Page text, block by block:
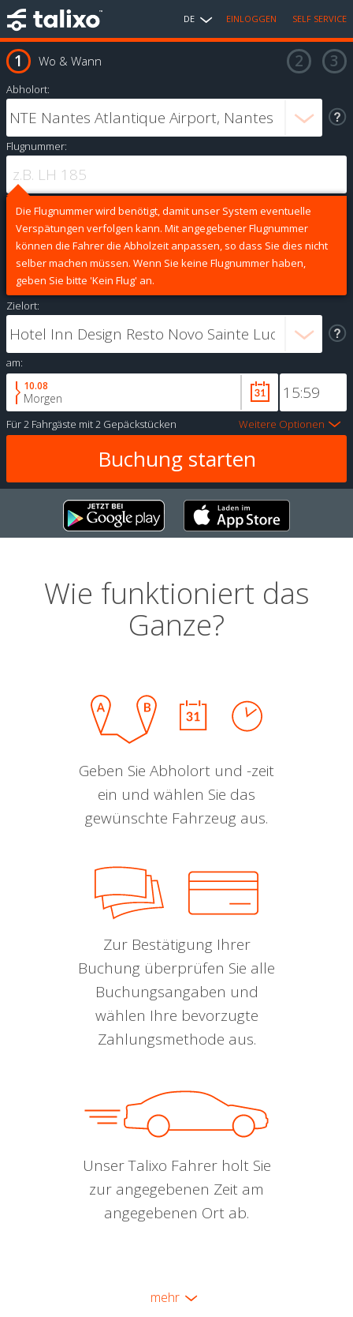
DE EINLOGGEN SELF SERVICE
Wo & Wann
Abholort:
Flugnummer:
Die Flugnummer wird benötigt, damit unser System eventuelle
Verspätungen verfolgen kann. Mit angegebener Flugnummer
können die Fahrer die Abholzeit anpassen, so dass Sie dies nicht
selber machen müssen. Wenn Sie keine Flugnummer haben,
geben Sie bitte 'Kein Flug' an.
Zielort:
am:
10.08
Morgen
Für2 Fahrgäste mit2 Gepäckstücken Weitere Optionen
Wie funktioniert das
Ganze?
Geben Sie Abholort und -zeit
ein und wählen Sie das
gewünschte Fahrzeug aus.
Zur Bestätigung Ihrer
Buchung überprüfen Sie alle
Buchungsangaben und
wählen Ihre bevorzugte
Zahlungsmethode aus.
Unser Talixo Fahrer holt Sie
zur angegebenen Zeit am
angegebenen Ort ab.
mehr